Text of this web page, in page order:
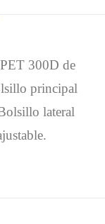
300D de
principal
lateral